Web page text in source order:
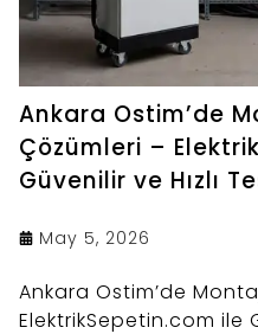
Ankara Ostim’de
Çözümleri –
Güvenilir ve Hızlı
May 5, 2026
Ankara Ostim’de
ElektrikSepetin.com ile